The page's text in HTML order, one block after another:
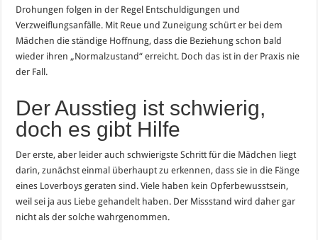
Drohungen folgen in der Regel Entschuldigungen und
Verzweiflungsanfälle. Mit Reue und Zuneigung schürt er bei dem
Mädchen die ständige Hoffnung, dass die Beziehung schon bald
wieder ihren „Normalzustand“ erreicht. Doch das ist in der Praxis nie
der Fall.
Der Ausstieg ist schwierig,
doch es gibt Hilfe
Der erste, aber leider auch schwierigste Schritt für die Mädchen liegt
darin, zunächst einmal überhaupt zu erkennen, dass sie in die Fänge
eines Loverboys geraten sind. Viele haben kein Opferbewusstsein,
weil sei ja aus Liebe gehandelt haben. Der Missstand wird daher gar
nicht als der solche wahrgenommen.